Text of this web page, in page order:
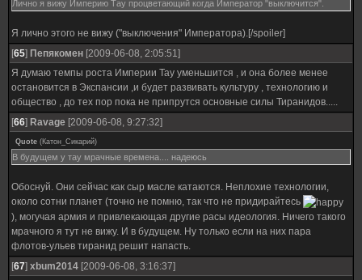
Лично я вижу Империю Тау процветающий когда Император "выключится".
Я лично этого не вижу ("выключения" Императора).[/spoiler]
[65] Пепякомен [2009-06-08, 2:05:51]
Я думаю темпы роста Империи Тау уменьшится , и она более менее
остановится в Экспансии ,и будет развивать культуру , технологию и
общество , до тех пор пока не припрутся основные силы Тиранидов.....
[66] Ravage [2009-06-08, 9:27:32]
Quote (Катон_Сикарий)
В будущем у тау мрачные времена.... надеюсь
Обоснуй. Они сейчас как сыр масле катаются. Неплохие технологии,
около сотни планет (точно не помню, так что не придирайтесь
), могучая армия и привлекающая другие расы идеология. Ничего такого
мрачного я тут не вижу. И в будущем. Ну только если на них пара
флотов-ульев тиранид решит напасть.
[67] xbum2014 [2009-06-08, 3:16:37]